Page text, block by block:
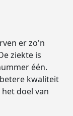
er zo'n
ziekte is
één.
kwaliteit
doel van